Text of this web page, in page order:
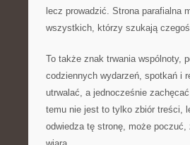
lecz prowadzić. Strona parafialna
wszystkich, którzy szukają
To także znak trwania wspólnoty,
codziennych wydarzeń, spotkań i
utrwalać, a jednocześnie
temu nie jest to tylko zbiór treści,
odwiedza tę stronę, może